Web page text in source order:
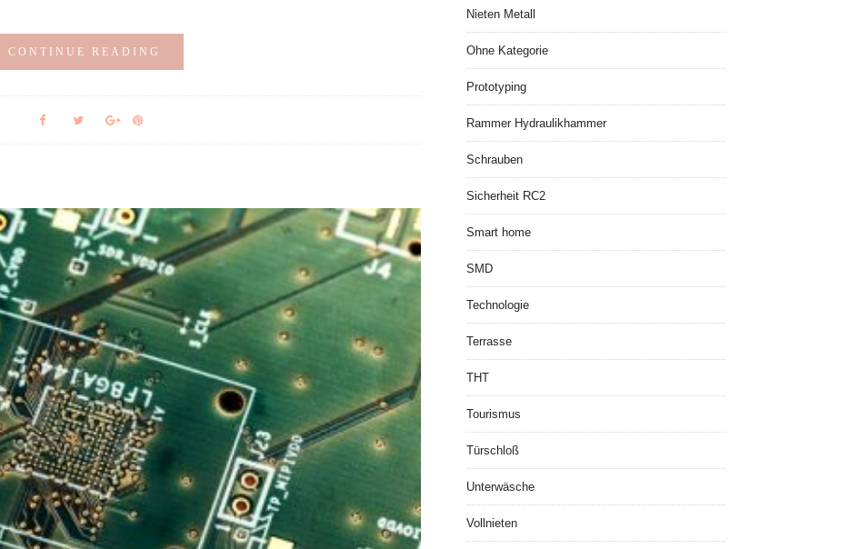
CONTINUE READING
Nieten Metall
Ohne Kategorie
Prototyping
Rammer Hydraulikhammer
Schrauben
Sicherheit RC2
Smart home
SMD
Technologie
Terrasse
THT
Tourismus
Türschloß
Unterwäsche
Vollnieten